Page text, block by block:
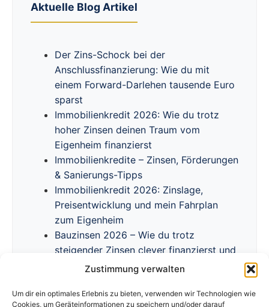
Zustimmung verwalten
Um dir ein optimales Erlebnis zu bieten, verwenden wir Technologien wie
Cookies, um Geräteinformationen zu speichern und/oder darauf
Aktuelle Blog Artikel
Der Zins-Schock bei der
Anschlussfinanzierung: Wie du mit
einem Forward-Darlehen tausende Euro
sparst
Immobilienkredit 2026: Wie du trotz
hoher Zinsen deinen Traum vom
Eigenheim finanzierst
Immobilienkredite – Zinsen, Förderungen
& Sanierungs-Tipps
Immobilienkredit 2026: Zinslage,
Preisentwicklung und mein Fahrplan
zum Eigenheim
Bauzinsen 2026 – Wie du trotz
steigender Zinsen clever finanzierst und
Förderprogramme nutzt